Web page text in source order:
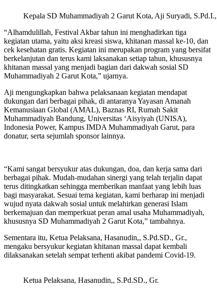
Kepala SD Muhammadiyah 2 Garut Kota, Aji Suryadi,
“Alhamdulillah, Festival Akbar tahun ini menghadirkan tiga
kegiatan utama, yaitu aksi kreasi siswa, khitanan massal ke-10, dan
cek kesehatan gratis. Kegiatan ini merupakan program yang bersifat
berkelanjutan dan terus kami laksanakan setiap tahun, khususnya
khitanan massal yang menjadi bagian dari dakwah sosial SD
Muhammadiyah 2 Garut Kota,” ujarnya.
Aji mengungkapkan bahwa pelaksanaan kegiatan mendapat
dukungan dari berbagai pihak, di antaranya Yayasan Amanah
Kemanusiaan Global (AMAL), Baznas RI, Rumah Sakit
Muhammadiyah Bandung, Universitas ‘Aisyiyah (UNISA),
Indonesia Power, Kampus IMDA Muhammadiyah Garut, para
donatur, serta sejumlah sponsor lainnya.
“Kami sangat bersyukur atas dukungan, doa, dan kerja sama dari
berbagai pihak. Mudah-mudahan sinergi yang telah terjalin dapat
terus ditingkatkan sehingga memberikan manfaat yang lebih luas
bagi masyarakat. Sesuai tema kegiatan, kami berharap ini menjadi
wujud nyata dakwah sosial untuk melahirkan generasi Islam
berkemajuan dan memperkuat peran amal usaha Muhammadiyah,
khususnya SD Muhammadiyah 2 Garut Kota,” tambahnya.
Sementara itu, Ketua Pelaksana, Hasanudin,, S.Pd.SD., Gr.,
mengaku bersyukur kegiatan khitanan massal dapat kembali
dilaksanakan setelah sempat terhenti akibat pandemi Covid-19.
Ketua Pelaksana, Hasanudin,, S.Pd.SD., Gr.